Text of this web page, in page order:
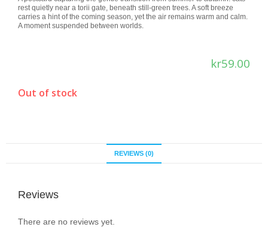
rest quietly near a torii gate, beneath still-green trees. A soft breeze
carries a hint of the coming season, yet the air remains warm and calm.
A moment suspended between worlds.
kr59.00
Out of stock
REVIEWS (0)
Reviews
There are no reviews yet.